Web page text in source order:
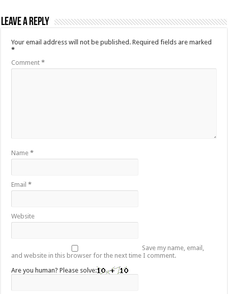
Leave a Reply
Your email address will not be published. Required fields are marked
*
Comment*
Name*
Email*
Website
Save my name, email,
and website in this browser for the next time I comment.
Are you human? Please solve: